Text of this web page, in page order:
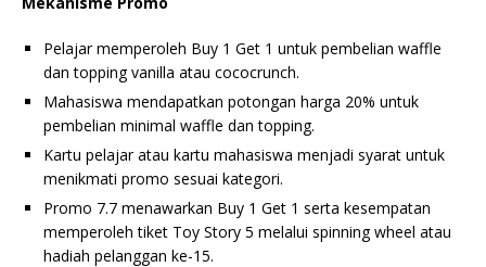
Pelajar memperoleh Buy 1 Get 1 untuk pembelian waffle
dan topping vanilla atau cococrunch.
Mahasiswa mendapatkan potongan harga 20% untuk
pembelian minimal waffle dan topping.
Kartu pelajar atau kartu mahasiswa menjadi syarat untuk
menikmati promo sesuai kategori.
Promo 7.7 menawarkan Buy 1 Get 1 serta kesempatan
memperoleh tiket Toy Story 5 melalui spinning wheel atau
hadiah pelanggan ke-15.